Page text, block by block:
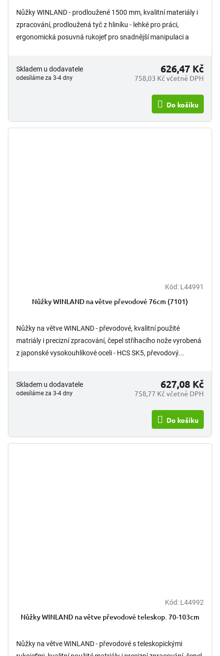
Nůžky WINLAND - prodloužené 1500 mm, kvalitní materiály i
zpracování, prodloužená tyč z hliníku - lehké pro práci,
ergonomická posuvná rukojeť pro snadnější manipulaci a
Skladem u dodavatele
odesíláme za 3-4 dny 758,03 Kč včetně DPH
626,47 Kč
Do košíku
Kód: L44991
Nůžky WINLAND na větve převodové 76cm (7101)
Nůžky na větve WINLAND - převodové, kvalitní použité
matriály i precizní zpracování, čepel stříhacího nože vyrobená
z japonské vysokouhlíkové oceli - HCS SK5, převodový...
Skladem u dodavatele
odesíláme za 3-4 dny 758,77 Kč včetně DPH
627,08 Kč
Do košíku
Kód: L44992
Nůžky WINLAND na větve převodové teleskop. 70-103cm
Nůžky na větve WINLAND - převodové s teleskopickými